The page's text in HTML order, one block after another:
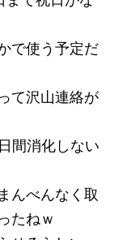
で使う予定だ
て沢山連絡が
間消化しない
んべんなく取
たねｗ